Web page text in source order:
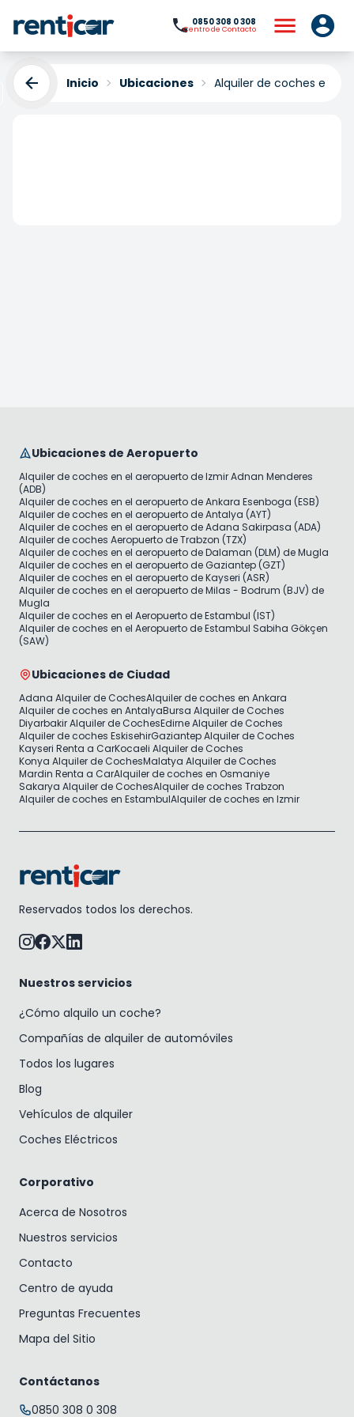
0850 308 0 308
Centro de Contacto
Inicio Ubicaciones Alquiler de coches en
Ubicaciones de Aeropuerto
Alquiler de coches en el aeropuerto de Izmir Adnan Menderes
(ADB)
Alquiler de coches en el aeropuerto de Ankara Esenboga (ESB)
Alquiler de coches en el aeropuerto de Antalya (AYT)
Alquiler de coches en el aeropuerto de Adana Sakirpasa (ADA)
Alquiler de coches Aeropuerto de Trabzon (TZX)
Alquiler de coches en el aeropuerto de Dalaman (DLM) de Mugla
Alquiler de coches en el aeropuerto de Gaziantep (GZT)
Alquiler de coches en el aeropuerto de Kayseri (ASR)
Alquiler de coches en el aeropuerto de Milas - Bodrum (BJV) de
Mugla
Alquiler de coches en el Aeropuerto de Estambul (IST)
Alquiler de coches en el Aeropuerto de Estambul Sabiha Gökçen
(SAW)
Ubicaciones de Ciudad
Adana Alquiler de CochesAlquiler de coches en Ankara
Alquiler de coches en AntalyaBursa Alquiler de Coches
Diyarbakir Alquiler de CochesEdirne Alquiler de Coches
Alquiler de coches EskisehirGaziantep Alquiler de Coches
Kayseri Renta a CarKocaeli Alquiler de Coches
Konya Alquiler de CochesMalatya Alquiler de Coches
Mardin Renta a CarAlquiler de coches en Osmaniye
Sakarya Alquiler de CochesAlquiler de coches Trabzon
Alquiler de coches en EstambulAlquiler de coches en Izmir
Reservados todos los derechos.
Nuestros servicios
¿Cómo alquilo un coche?
Compañías de alquiler de automóviles
Todos los lugares
Blog
Vehículos de alquiler
Coches Eléctricos
Corporativo
Acerca de Nosotros
Nuestros servicios
Contacto
Centro de ayuda
Preguntas Frecuentes
Mapa del Sitio
Contáctanos
0850 308 0 308